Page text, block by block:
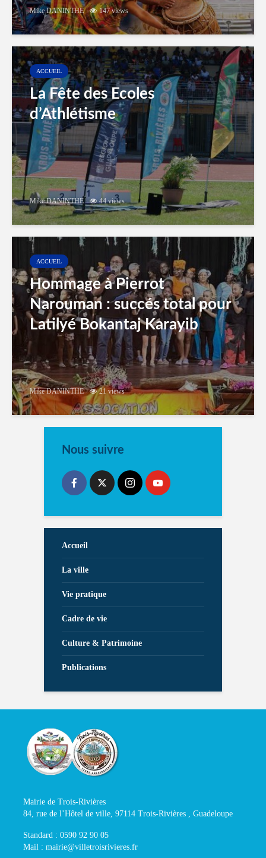
Mike DANINTHE 147 views
ACCUEIL
La Fête des Ecoles
d’Athlétisme
Mike DANINTHE 44 views
ACCUEIL
Hommage à Pierrot
Narouman : succés total pour
Latilyé Bokantaj Karayib
Mike DANINTHE 21 views
Nous suivre
Accueil
La ville
Vie pratique
Cadre de vie
Culture & Patrimoine
Publications
Mairie de Trois-Rivières
84, rue de l’Hôtel de ville, 97114 Trois-Rivières , Guadeloupe
Standard : 0590 92 90 05
Mail : mairie@villetroisrivieres.fr